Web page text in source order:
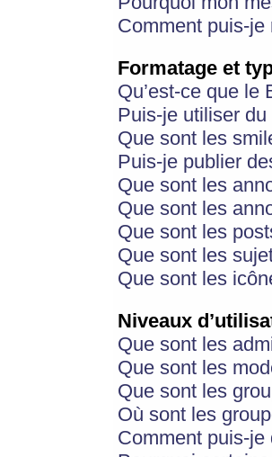
Comment puis-
Formatage et
Qu’est-ce que le
Puis-je utiliser du
Que sont les
Puis-je publier
Que sont les
Que sont les
Que sont les
Que sont les
Que sont les
Niveaux
Que sont les
Que sont les
Que sont les
Où sont les
Comment puis-